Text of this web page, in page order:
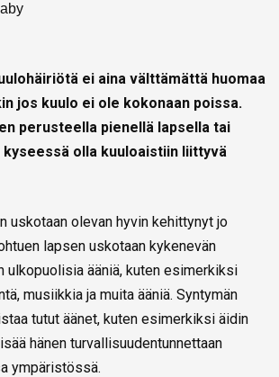
ei aina välttämättä huomaa
jos kuulo ei ole kokonaan poissa.
perusteella pienellä lapsella tai
kyseessä olla kuuloaistiin liittyvä
uskotaan olevan hyvin kehittynyt jo
lapsen uskotaan kykenevän
ulkopuolisia ääniä, kuten esimerkiksi
musiikkia ja muita ääniä. Syntymän
tutut äänet, kuten esimerkiksi äidin
hänen turvallisuudentunnettaan
ympäristössä.